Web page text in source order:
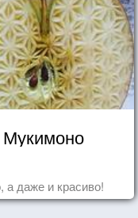
Мукимоно
а даже и красиво!